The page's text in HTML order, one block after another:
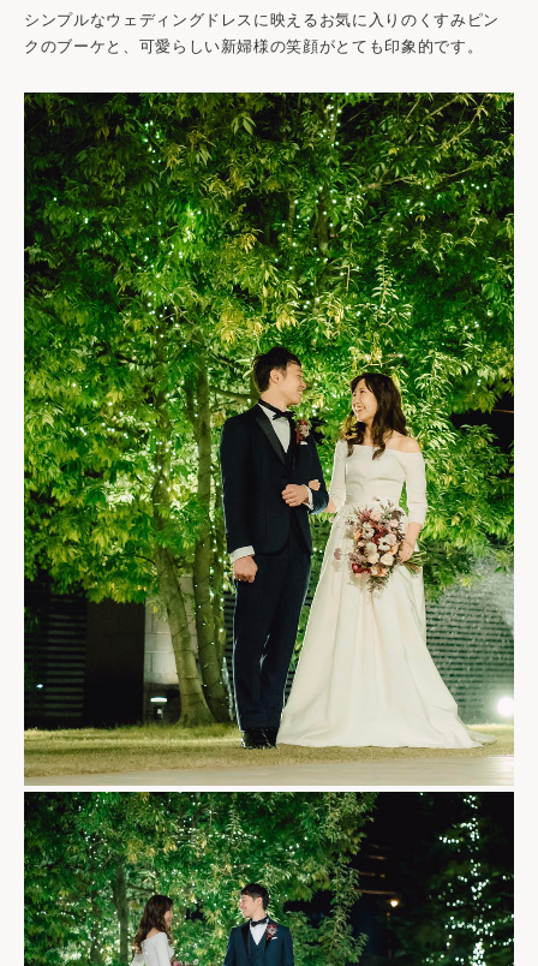
シンプルなウェディングドレスに映えるお気に入りのくすみピン
クのブーケと、可愛らしい新婦様の笑顔がとても印象的です。